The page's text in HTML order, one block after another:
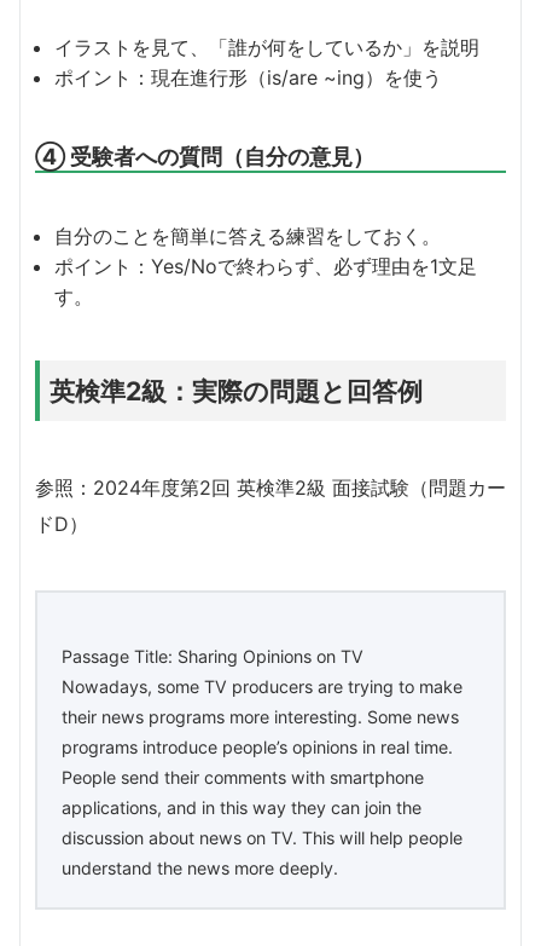
イラストを見て、「誰が何をしているか」を説明
ポイント：現在進行形（is/are ~ing）を使う
④ 受験者への質問（自分の意見）
自分のことを簡単に答える練習をしておく。
ポイント：Yes/Noで終わらず、必ず理由を1文足
す。
英検準2級：実際の問題と回答例
参照：2024年度第2回 英検準2級 面接試験（問題カー
ドD）
Passage Title: Sharing Opinions on TV
Nowadays, some TV producers are trying to make
their news programs more interesting. Some news
programs introduce people’s opinions in real time.
People send their comments with smartphone
applications, and in this way they can join the
discussion about news on TV. This will help people
understand the news more deeply.